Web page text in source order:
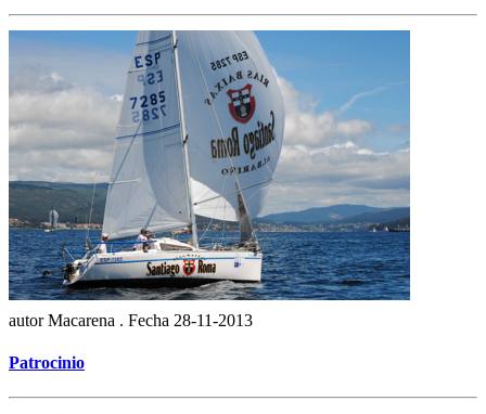
autorMacarena . Fecha 28-11-2013
Patrocinio